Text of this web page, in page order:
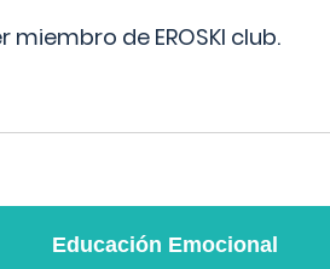
de EROSKI club.
Educación Emocional